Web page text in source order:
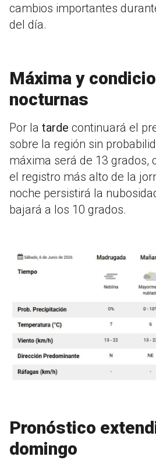
cambios importantes
del día.
Máxima y
nocturnas
Por la tarde continuará el
sobre la región sin
máxima será de 13 grados,
el registro más alto de la
noche persistirá la
bajará a los 10 grados.
Pronóstico
domingo